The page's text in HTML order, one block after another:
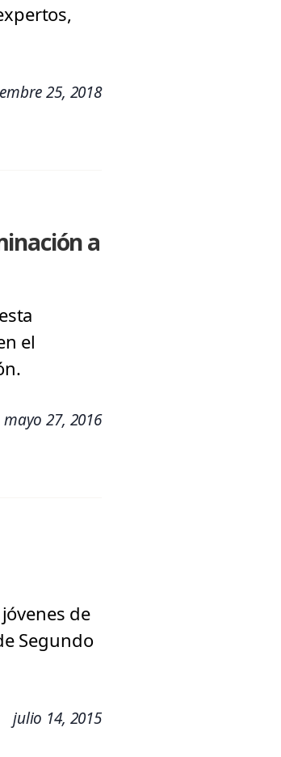
25, 2018
a
el
mayo 27, 2016
de
Segundo
julio 14, 2015